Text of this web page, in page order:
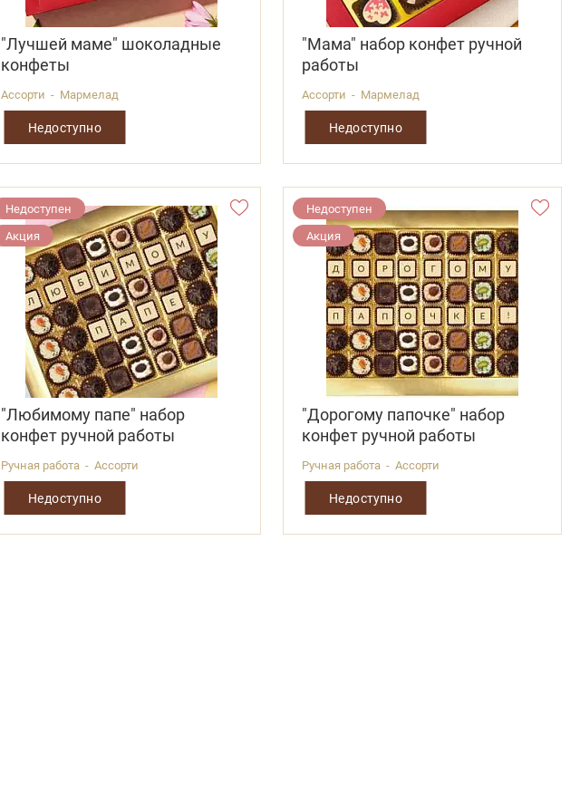
"Лучшей маме" шоколадные
конфеты
Ассорти - Мармелад
Недоступно
"Мама" набор конфет ручной
работы
Ассорти - Мармелад
Недоступно
Недоступен
Акция
"Любимому папе" набор
конфет ручной работы
Ручная работа - Ассорти
Недоступно
Недоступен
Акция
"Дорогому папочке" набор
конфет ручной работы
Ручная работа - Ассорти
Недоступно